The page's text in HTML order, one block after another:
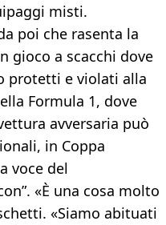
misti.
poi che rasenta la
gioco a scacchi dove
protetti e violati alla
Formula 1, dove
avversaria può
in Coppa
voce del
«È una cosa molto
«Siamo abituati